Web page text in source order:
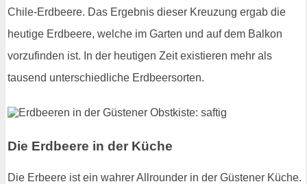
Chile-Erdbeere. Das Ergebnis dieser Kreuzung ergab die
heutige Erdbeere, welche im Garten und auf dem Balkon
vorzufinden ist. In der heutigen Zeit existieren mehr als
tausend unterschiedliche Erdbeersorten.
Die Erdbeere in der Küche
Die Erbeere ist ein wahrer Allrounder in der Güstener Küche.